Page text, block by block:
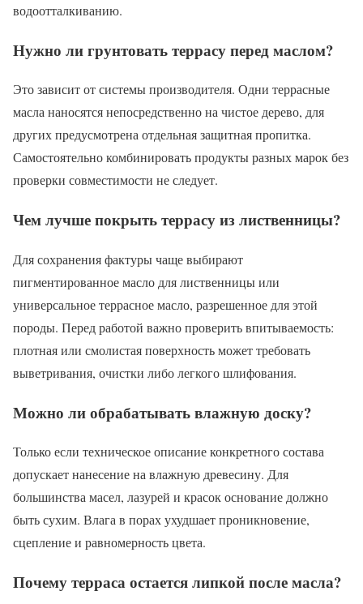
водоотталкиванию.
Нужно ли грунтовать террасу перед маслом?
Это зависит от системы производителя. Одни террасные
масла наносятся непосредственно на чистое дерево, для
других предусмотрена отдельная защитная пропитка.
Самостоятельно комбинировать продукты разных марок без
проверки совместимости не следует.
Чем лучше покрыть террасу из лиственницы?
Для сохранения фактуры чаще выбирают
пигментированное масло для лиственницы или
универсальное террасное масло, разрешенное для этой
породы. Перед работой важно проверить впитываемость:
плотная или смолистая поверхность может требовать
выветривания, очистки либо легкого шлифования.
Можно ли обрабатывать влажную доску?
Только если техническое описание конкретного состава
допускает нанесение на влажную древесину. Для
большинства масел, лазурей и красок основание должно
быть сухим. Влага в порах ухудшает проникновение,
сцепление и равномерность цвета.
Почему терраса остается липкой после масла?